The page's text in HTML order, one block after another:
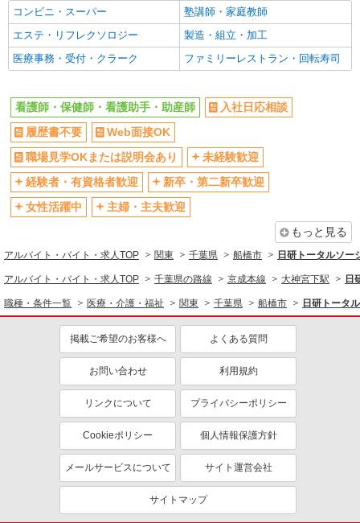
ミドル（40代～）活躍中
エルダー（50代～）活躍中
シニア（60代～）活躍中
昇給あり
週払い
週2～3日勤務OK
時間や曜日が選べる・シフト自由
深夜
禁煙・分煙
転勤なし
登録制
交通費支給
社会保険あり
社割・特典あり
研修制度あり
資格取得支援制度あり
医療・介護・福祉
看護師・保健師・看護助手・助産師
同じ特徴から求人を探す
未経験歓迎
ミドル（40代～）活躍中
週2～3日勤務OK
社会保険あり
コンビニ・スーパー
塾講師・家庭教師
エステ・リフレクソロジー
製造・組立・加工
医療事務・受付・クラーク
ファミリーレストラン・回転寿司
看護師・保健師・看護助手・助産師
入社日応相談
履歴書不要
Web面接OK
職場見学OKまたは説明会あり
未経験歓迎
経験者・有資格者歓迎
新卒・第二新卒歓迎
女性活躍中
主婦・主夫歓迎
もっと見る
アルバイト・バイト・求人TOP 関東 千葉県 船橋市 日研トータルソ
アルバイト・バイト・求人TOP 千葉県の路線 京成本線 大神宮下駅 日
職種・条件一覧 医療・介護・福祉 関東 千葉県 船橋市 日研トータ
掲載ご希望のお客様へ よくある質問
お問い合わせ 利用規約
リンクについて プライバシーポリシー
Cookieポリシー 個人情報保護方針
メールサービスについて サイト運営会社
サイトマップ